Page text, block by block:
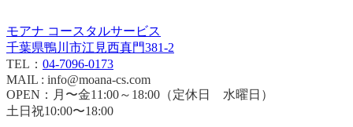
モアナ コースタルサービス
千葉県鴨川市江見西真門381-2
TEL： 04-7096-0173
MAIL : info@moana-cs.com
OPEN：月〜金11:00～18:00（定休日 水曜日）
土日祝10:00〜18:00